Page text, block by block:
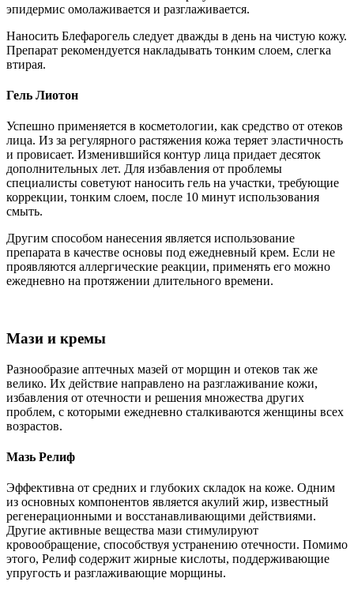
эпидермис омолаживается и разглаживается.
Наносить Блефарогель следует дважды в день на чистую кожу.
Препарат рекомендуется накладывать тонким слоем, слегка
втирая.
Гель Лиотон
Успешно применяется в косметологии, как средство от отеков
лица. Из за регулярного растяжения кожа теряет эластичность
и провисает. Изменившийся контур лица придает десяток
дополнительных лет. Для избавления от проблемы
специалисты советуют наносить гель на участки, требующие
коррекции, тонким слоем, после 10 минут использования
смыть.
Другим способом нанесения является использование
препарата в качестве основы под ежедневный крем. Если не
проявляются аллергические реакции, применять его можно
ежедневно на протяжении длительного времени.
Мази и кремы
Разнообразие аптечных мазей от морщин и отеков так же
велико. Их действие направлено на разглаживание кожи,
избавления от отечности и решения множества других
проблем, с которыми ежедневно сталкиваются женщины всех
возрастов.
Мазь Релиф
Эффективна от средних и глубоких складок на коже. Одним
из основных компонентов является акулий жир, известный
регенерационными и восстанавливающими действиями.
Другие активные вещества мази стимулируют
кровообращение, способствуя устранению отечности. Помимо
этого, Релиф содержит жирные кислоты, поддерживающие
упругость и разглаживающие морщины.